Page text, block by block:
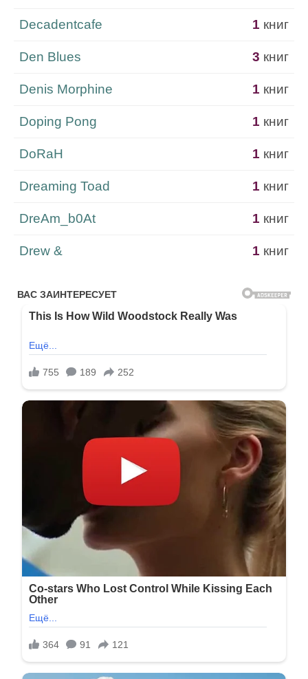
Decadentcafe 1 книг
Den Blues 3 книг
Denis Morphine 1 книг
Doping Pong 1 книг
DoRaH 1 книг
Dreaming Toad 1 книг
DreAm_b0At 1 книг
Drew & 1 книг